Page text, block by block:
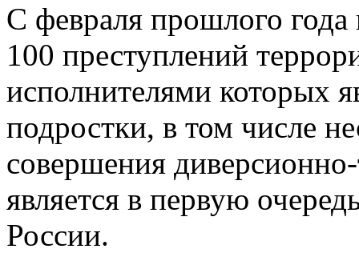
С февраля прошлого года
100 преступлений
исполнителями которых
подростки, в том числе
совершения
является в первую
России.